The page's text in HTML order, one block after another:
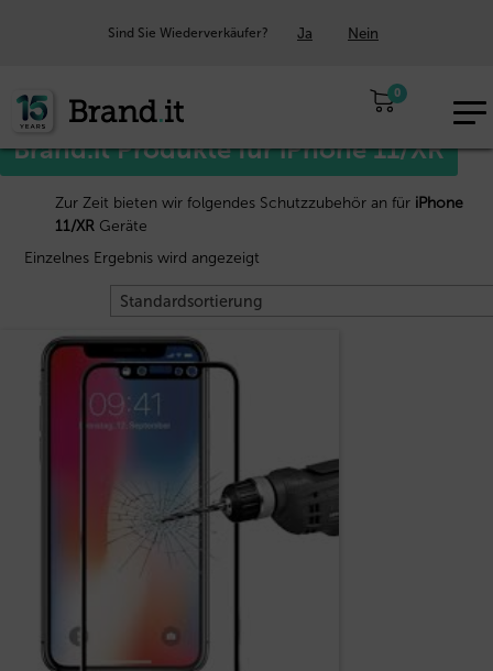
Sind Sie Wiederverkäufer? Ja Nein
0
DE
Start/Apple™
Brand.it Produkte für iPhone 11/XR
Zur Zeit bieten wir folgendes Schutzzubehör an für iPhone
11/XR Geräte
Einzelnes Ergebnis wird angezeigt